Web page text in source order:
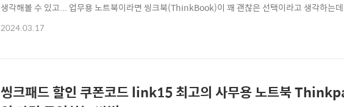
생각해볼 수 있고... 업무용 노트북이라면 씽크북(ThinkBook)이 꽤 괜찮은 선택이라고 생각하는
탑재한 레노버 아이디어패드3 15인치 모델을 구입해서, 램을 8GB에서 16GB로 올려서 성능 비교
2024.03.17
씽크패드 할인 쿠폰코드 link15 최고의 사무용 노트북